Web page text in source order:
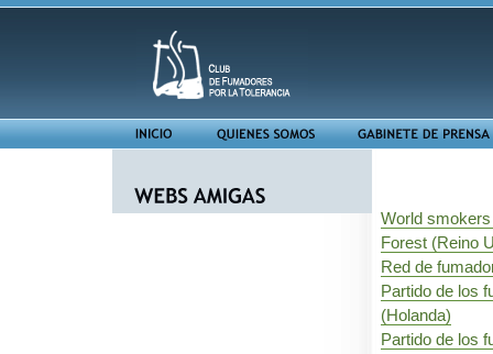
World
Forest (Reino
Red de
Partido de los
(Holanda)
Partido de los